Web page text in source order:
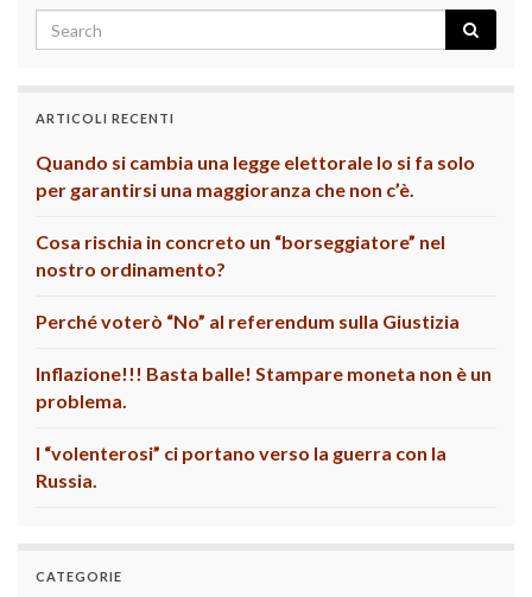
ARTICOLI RECENTI
Quando si cambia una legge elettorale lo si fa solo
per garantirsi una maggioranza che non c’è.
Cosa rischia in concreto un “borseggiatore” nel
nostro ordinamento?
Perché voterò “No” al referendum sulla Giustizia
Inflazione!!! Basta balle! Stampare moneta non è un
problema.
I “volenterosi” ci portano verso la guerra con la
Russia.
CATEGORIE